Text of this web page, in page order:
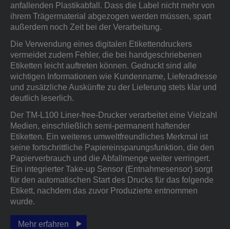
anfallenden Plastikabfall. Dass die Label nicht mehr von
ihrem Trägermaterial abgezogen werden müssen, spart
außerdem noch Zeit bei der Verarbeitung.
Die Verwendung eines digitalen Etikettendruckers
vermeidet zudem Fehler, die bei handgeschriebenen
Etiketten leicht auftreten können. Gedruckt sind alle
wichtigen Informationen wie Kundenname, Lieferadresse
und zusätzliche Auskünfte zu der Lieferung stets klar und
deutlich leserlich.
Der TM-L100 Liner-free-Drucker verarbeitet eine Vielzahl
Medien, einschließlich semi-permanent haftender
Etiketten. Ein weiteres umweltfreundliches Merkmal ist
seine fortschrittliche Papiereinsparungsfunktion, die den
Papierverbrauch und die Abfallmenge weiter verringert.
Ein integrierter Take-up Sensor (Entnahmesensor) sorgt
für den automatischen Start des Drucks für das folgende
Etikett, nachdem das zuvor Produzierte entnommen
wurde.
Mehr erfahren